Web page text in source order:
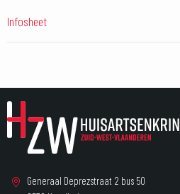
Infosheet
Generaal Deprezstraat 2 bus 50